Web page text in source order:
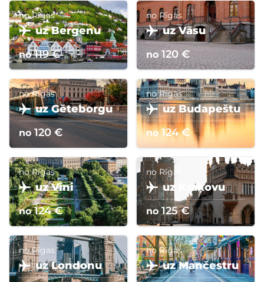
no Rīgas
uz Bergenu
no119 €
no Rīgas
uz Vāsu
no120 €
no Rīgas
uz Gēteborgu
no120 €
no Rīgas
uz Budapeštu
no124 €
no Rīgas
uz Vīni
no124 €
no Rīgas
uz Krakovu
no125 €
no Rīgas
uz Londonu
no Rīgas
uz Mančestru